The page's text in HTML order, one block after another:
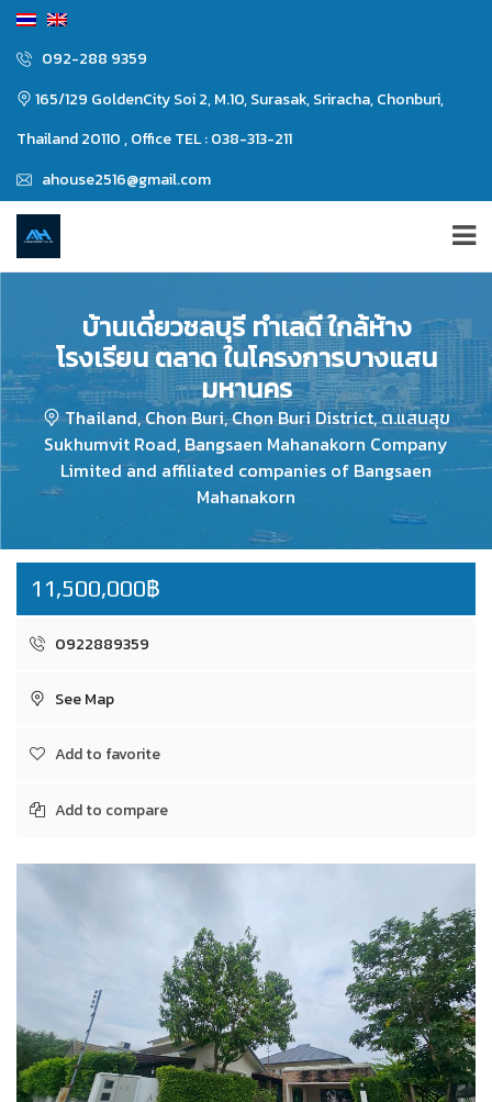
092-288 9359
165/129 GoldenCity Soi 2, M.10, Surasak, Sriracha, Chonburi,
Thailand 20110 , Office TEL : 038-313-211
ahouse2516@gmail.com
บ้านเดี่ยวชลบุรี ทำเลดี ใกล้ห้าง
โรงเรียน ตลาด ในโครงการบางแสน
มหานคร
Thailand, Chon Buri, Chon Buri District, ต.แสนสุข
Sukhumvit Road, Bangsaen Mahanakorn Company
Limited and affiliated companies of Bangsaen
Mahanakorn
11,500,000฿
0922889359
See Map
Add to favorite
Add to compare